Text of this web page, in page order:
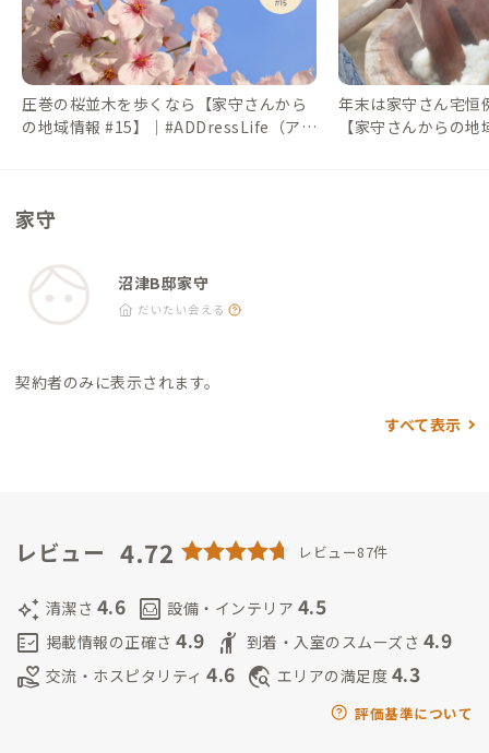
圧巻の桜並木を歩くなら【家守さんから
の地域情報 #15】｜#ADDressLife（アド
年末は家守さん宅恒
【家守さんからの
家守
沼津B邸家守
だいたい会える
契約者のみに表示されます。
すべて表示
レビュー 4.72 レビュー87件
auto_awesome 清潔さ 4.6 living 設備・インテリア 4.5
fact_check 掲載情報の正確さ 4.9 hail 到着・入室のスムーズさ 4.9
volunteer_activism 交流・ホスピタリティ 4.6 travel_explore エリアの満足度 4.3
評価基準について